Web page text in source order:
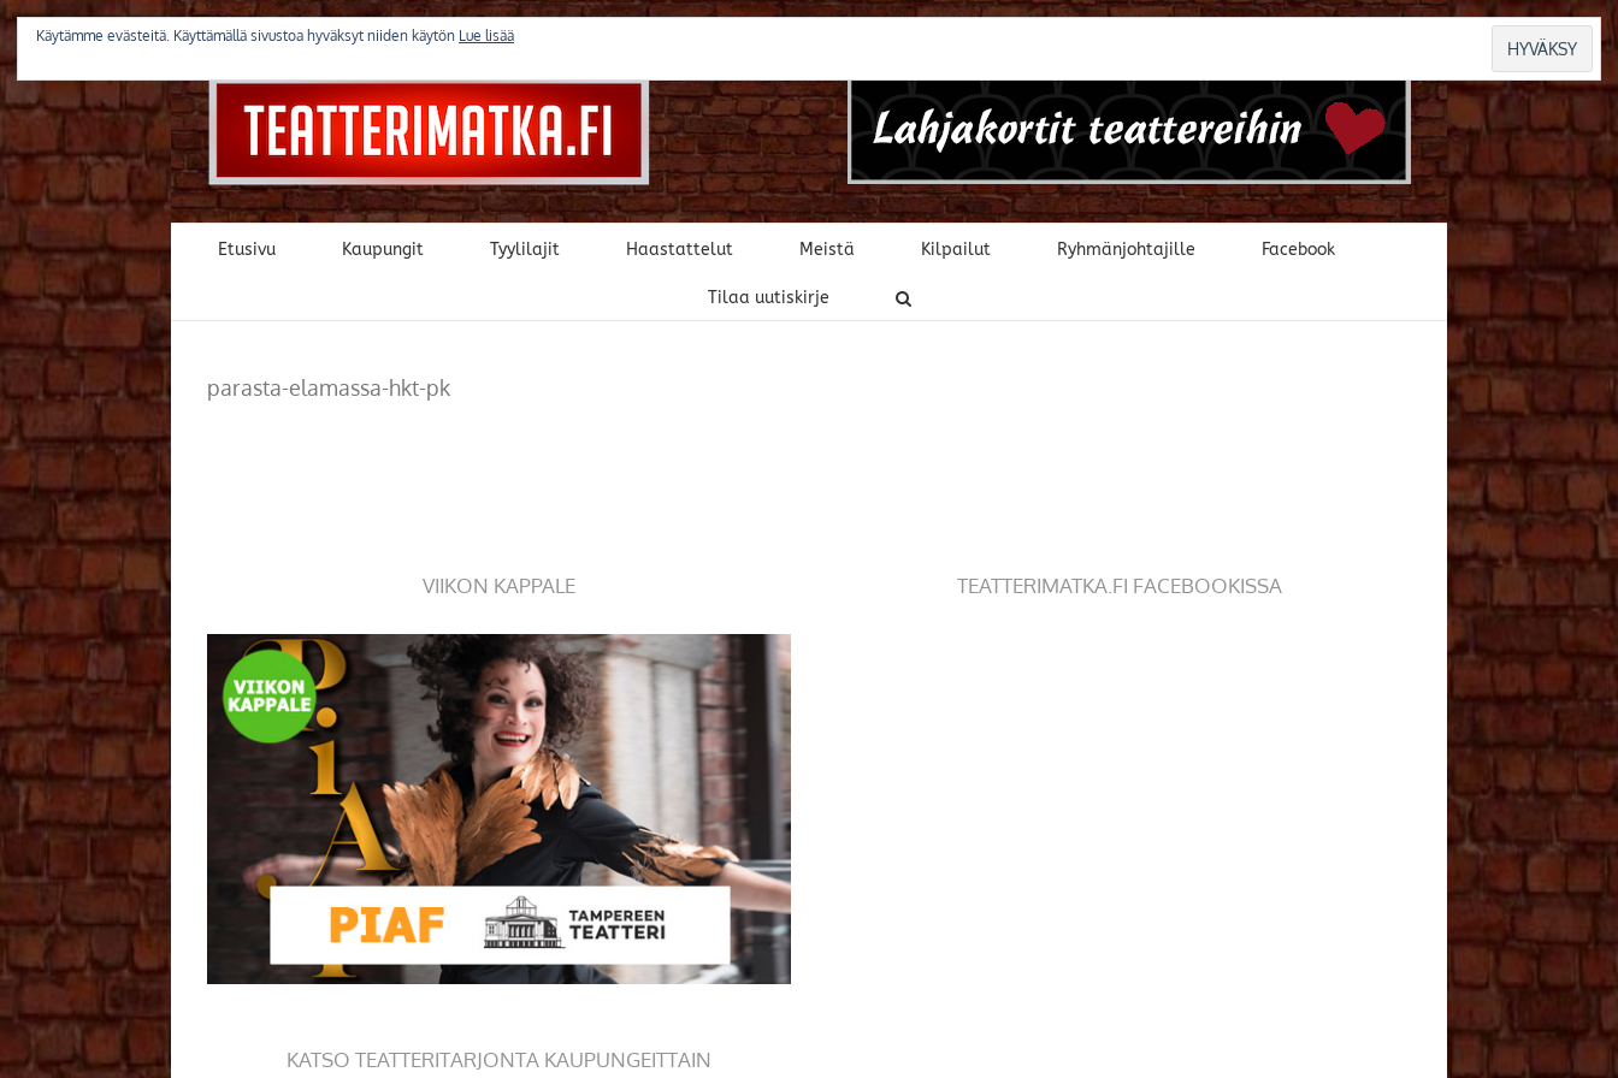
Skip
content
Etusivu Kaupungit Tyylilajit Haastattelut Meistä Kilpailut Ryhmänjohtajille Facebook
Tilaa uutiskirje
parasta-elamassa-hkt-pk
VIIKON KAPPALE
KATSO TEATTERITARJONTA KAUPUNGEITTAIN
TEATTERIMATKA.FI FACEBOOKISSA
Käytämme evästeitä. Käyttämällä sivustoa hyväksyt niiden käytön Lue lisää